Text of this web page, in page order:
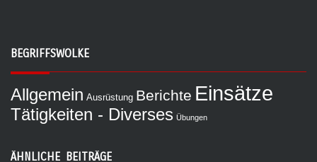
BEGRIFFSWOLKE
Allgemein Ausrüstung Berichte Einsätze
Tätigkeiten - Diverses Übungen
ÄHNLICHE BEITRÄGE